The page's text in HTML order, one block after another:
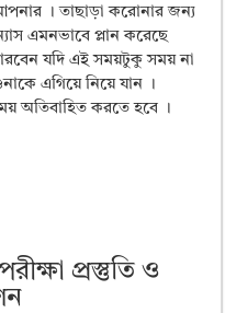
HSC Result 2025 Mymensingh
Result 2025 Dinajpur Board
Result 2025 Sylhet Board
। তাছাড়া করোনার জন্য
এমনভাবে প্লান করেছে
যদি এই সময়টুকু সময় না
এগিয়ে নিয়ে যান ।
অতিবাহিত করতে হবে ।
প্রস্তুতি ও